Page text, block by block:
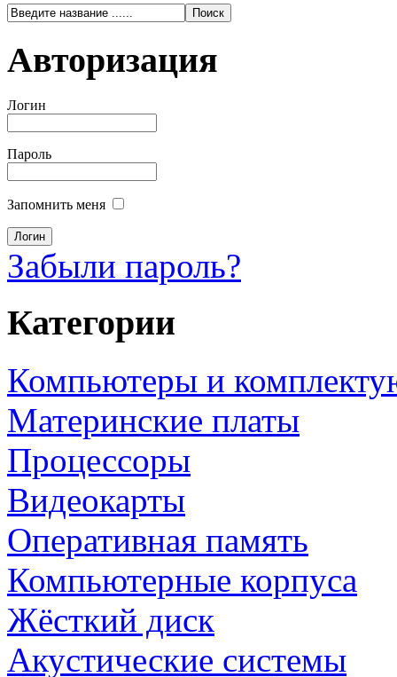
Авторизация
Логин
Пароль
Запомнить меня
Забыли пароль?
Категории
Компьютеры и
Материнские платы
Процессоры
Видеокарты
Оперативная память
Компьютерные корпуса
Жёсткий диск
Акустические системы